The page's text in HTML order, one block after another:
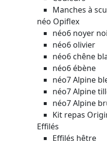
Manches à
néo Opiflex
néo6 noyer
néo6 olivier
néo6 chêne
néo6 ébène
néo7 Alpine
néo7 Alpine
néo7 Alpine
Kit repas
Effilés
Effilés hêtre